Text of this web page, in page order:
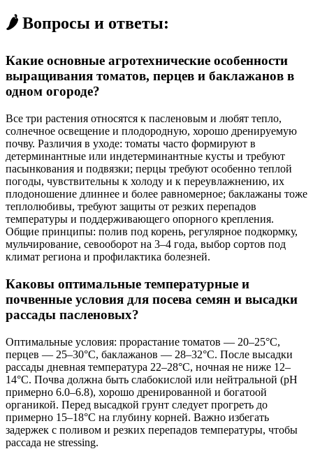
🌶️ Вопросы и ответы:
Какие основные агротехнические особенности
выращивания томатов, перцев и баклажанов в
одном огороде?
Все три растения относятся к пасленовым и любят тепло,
солнечное освещение и плодородную, хорошо дренируемую
почву. Различия в уходе: томаты часто формируют в
детерминантные или индетерминантные кусты и требуют
пасынкования и подвязки; перцы требуют особенно теплой
погоды, чувствительны к холоду и к переувлажнению, их
плодоношение длиннее и более равномерное; баклажаны тоже
теплолюбивы, требуют защиты от резких перепадов
температуры и поддерживающего опорного крепления.
Общие принципы: полив под корень, регулярное подкормку,
мульчирование, севооборот на 3–4 года, выбор сортов под
климат региона и профилактика болезней.
Каковы оптимальные температурные и
почвенные условия для посева семян и высадки
рассады пасленовых?
Оптимальные условия: прорастание томатов — 20–25°C,
перцев — 25–30°C, баклажанов — 28–32°C. После высадки
рассады дневная температура 22–28°C, ночная не ниже 12–
14°C. Почва должна быть слабокислой или нейтральной (pH
примерно 6.0–6.8), хорошо дренированной и богатоой
органикой. Перед высадкой грунт следует прогреть до
примерно 15–18°C на глубину корней. Важно избегать
задержек с поливом и резких перепадов температуры, чтобы
рассада не stressing.